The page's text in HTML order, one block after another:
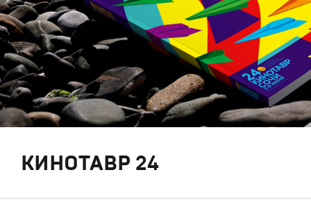
КИНОТАВР 24